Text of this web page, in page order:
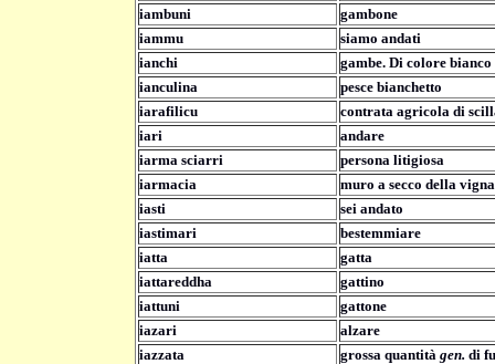
iambuni
gambone
iammu
siamo andati
ianchi
gambe. Di colore bianco
ianculina
pesce bianchetto
iarafilicu
contrata agricola di
iari
andare
iarma sciarri
persona litigiosa
iarmacia
muro a secco della vigna
iasti
sei andato
iastimari
bestemmiare
iatta
gatta
iattareddha
gattino
iattuni
gattone
iazari
alzare
iazzata
grossa quantità gen. di